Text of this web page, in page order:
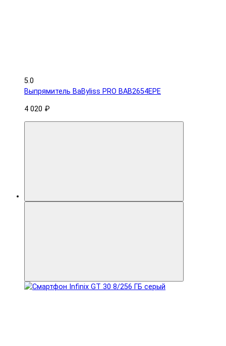
5.0
Выпрямитель BaByliss PRO BAB2654EPE
4 020 ₽